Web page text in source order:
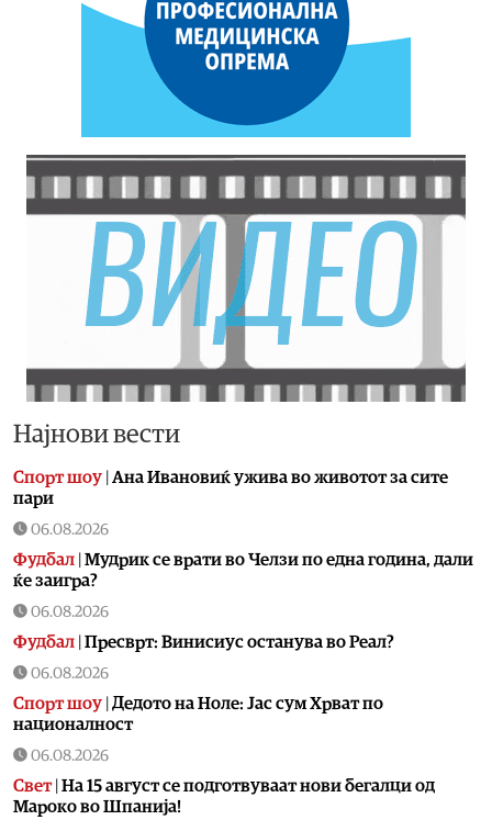
Најнови вести
Спорт шоу | Aна Ивановиќ ужива во животот за сите
пари
06.08.2026
Фудбал | Мудрик се врати во Челзи по една година, дали
ќе заигра?
06.08.2026
Фудбал | Пресврт: Винисиус останува во Реал?
06.08.2026
Спорт шоу | Дедото на Ноле: Јас сум Хрват по
националност
06.08.2026
Свет| На 15 август се подготвуваат нови бегалци од
Мароко во Шпанија!